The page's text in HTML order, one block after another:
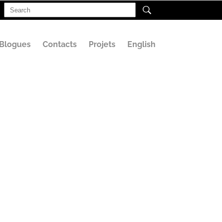
Search
for:
Blogues Contacts Projets English